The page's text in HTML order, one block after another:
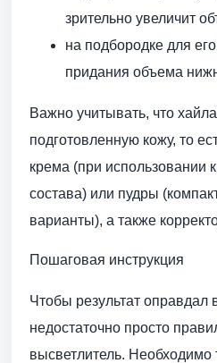
зрительно увеличит
на подбородке для
придания объема
Важно учитывать, что
подготовленную кожу, то
крема (при использовании
состава) или пудры
варианты), а также
Пошаговая инструкция
Чтобы результат оправдал
недостаточно просто
высветлитель. Необходимо